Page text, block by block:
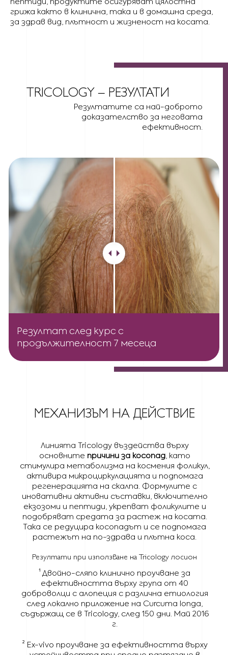
грижа както в клинична, така и в домашна среда,
за здрав вид, плътност и жизненост на косата.
TRICOLOGY – РЕЗУЛТАТИ
Резултатите са най-доброто
доказателство за неговата
ефективност.
Резултат след курс с
продължителност 7 месеца
МЕХАНИЗЪМ НА ДЕЙСТВИЕ
Линията Tricology въздейства върху
основните причини за косопад, като
стимулира метаболизма на космения фоликул,
активира микроциркулацията и подпомага
регенерацията на скалпа. Формулите с
иновативни активни съставки, включително
екзозоми и пептиди, укрепват фоликулите и
подобряват средата за растеж на косата.
Така се редуцира косопадът и се подпомага
растежът на по-здрава и плътна коса.
Резултати при използване на Tricology лосион
¹ Двойно-сляпо клинично проучване за
ефективността върху група от 40
доброволци с алопеция с различна етиология
след локално приложение на Curcuma longa,
съдържащ се в Tricology, след 150 дни. Май 2016
г.
² Ex-vivo проучване за ефективността върху